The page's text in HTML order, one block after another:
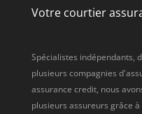
Votre courtier
Spécialistes indépendants,
plusieurs compagnies
assurance credit, nous
plusieurs assureurs grâce